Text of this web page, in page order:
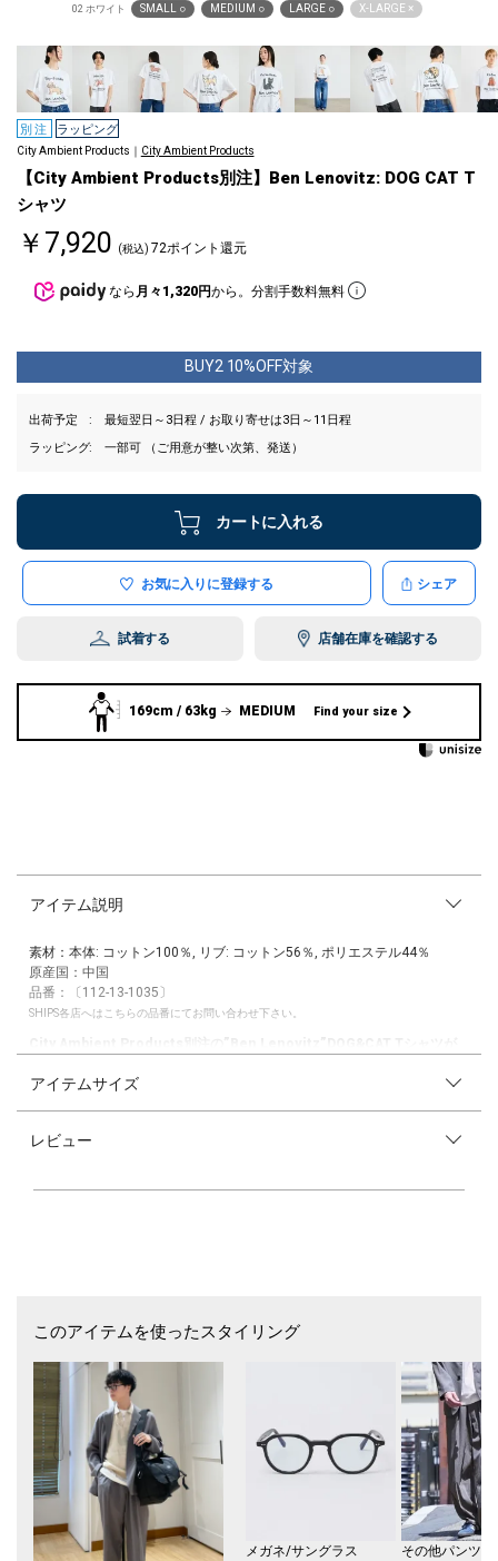
02 ホワイト SMALL ○ MEDIUM ○ LARGE ○ X-LARGE ×
別注 ラッピング
City Ambient Products｜ City Ambient Products
【City Ambient Products別注】Ben Lenovitz: DOG CAT T
シャツ
￥7,920 (税込) 72ポイント還元
なら 月々1,320円から。分割手数料無料
BUY2 10%OFF対象
出荷予定
最短翌日～3日程 / お取り寄せは3日～11日程
ラッピング
一部可 （ご用意が整い次第、発送）
カートに入れる
お気に入りに登録する シェア
試着する 店舗在庫を確認する
169cm / 63kg MEDIUM Find your size
アイテム説明
素材：本体: コットン100％, リブ: コットン56％, ポリエステル44％
原産国：中国
品番：〔112-13-1035〕
SHIPS各店へはこちらの品番にてお問い合わせ下さい。
プリントはフロントとバックの2展開となっております。
品番:：118-50-0110
同シリーズバッグ品番
品番:：118-40-0118
同シリーズハンカチ品番
品番:：118-60-0030
※モールサイトによって(ハイフン/-)抜きでの品番表記となります。
【Ben Lenovitz】（ベン・レノビッツ）
New York在住のアーティストであり、「Art on Block」の創業者であるBe
アイテムサイズ
レビュー
このアイテムを使ったスタイリング
メガネ/サングラス
その他パンツ